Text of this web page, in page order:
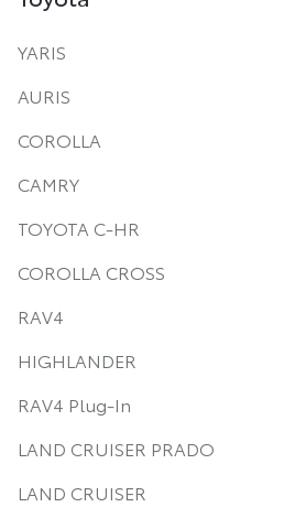
YARIS
AURIS
COROLLA
CAMRY
TOYOTA C-HR
COROLLA CROSS
RAV4
HIGHLANDER
RAV4 Plug-In
LAND CRUISER PRADO
LAND CRUISER